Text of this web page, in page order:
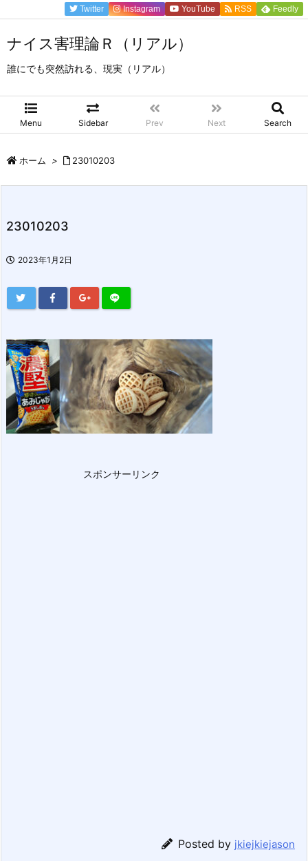
ナイス害理論Ｒ（リアル）
誰にでも突然訪れる、現実（リアル）
Menu Sidebar Prev Next Search
Twitter Instagram YouTube RSS Feedly
ホーム > 23010203
23010203
2023年1月2日
スポンサーリンク
Posted by jkiejkiejason